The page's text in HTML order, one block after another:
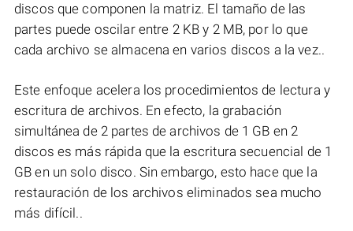
discos que componen la matriz. El tamaño de las
partes puede oscilar entre 2 KB y 2 MB, por lo que
cada archivo se almacena en varios discos a la vez..
Este enfoque acelera los procedimientos de lectura y
escritura de archivos. En efecto, la grabación
simultánea de 2 partes de archivos de 1 GB en 2
discos es más rápida que la escritura secuencial de 1
GB en un solo disco. Sin embargo, esto hace que la
restauración de los archivos eliminados sea mucho
más difícil..